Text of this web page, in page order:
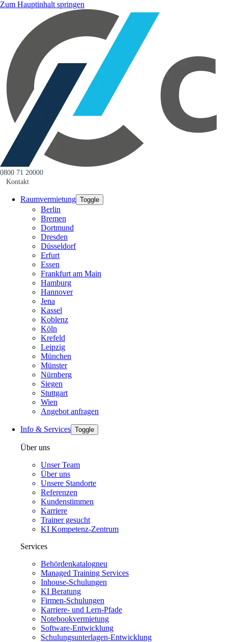
Zum Hauptinhalt springen
0800 71 20000
Kontakt
Raumvermietung Toggle
Berlin
Bremen
Dortmund
Dresden
Düsseldorf
Erfurt
Essen
Frankfurt am Main
Hamburg
Hannover
Jena
Kassel
Koblenz
Köln
Krefeld
Leipzig
München
Münster
Nürnberg
Siegen
Stuttgart
Wien
Angebot anfragen
Info & Services Toggle
Über uns
Unser Team
Über uns
Unsere Standorte
Referenzen
Kundenstimmen
Karriere
Trainer gesucht
KI Kompetenz-Zentrum
Services
Behördenkatalogneu
Managed Training Services
Inhouse-Schulungen
KI Beratung
Firmen-Schulungen
Karriere- und Lern-Pfade
Notebookvermietung
Software-Entwicklung
Schulungsunterlagen-Entwicklung